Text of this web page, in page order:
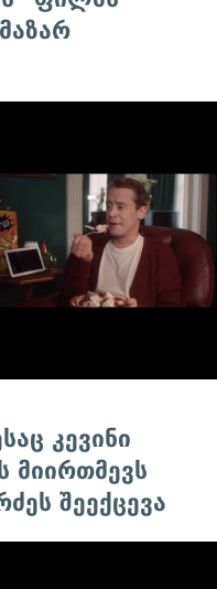
კევინი
მიირთმევს
შეექცევა